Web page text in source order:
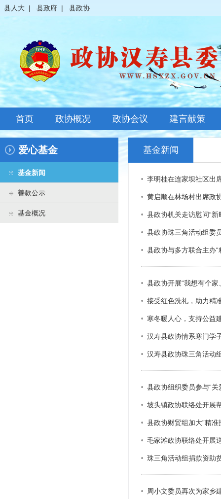
县人大 | 县政府 | 县政协
首页 政协概况
领导之窗
政协会议
全体会议
常委会议
建言献策
爱心基金
基金新闻
善款公示
基金概况
基金新闻
李明桂在连家坝社区出
黄启顺在林场村出席政
县政协机关走访慰问“新
县政协珠三角活动组委
县政协与多方联合主办
县政协开展“我想有个家
接受红色洗礼，助力精
寒冬暖人心，支持公益
汉寿县政协情系寒门学
汉寿县政协珠三角活动
县政协组织委员参与“
坡头镇政协联络处开展
县政协财贸组加大”精准
毛家滩政协联络处开展
珠三角活动组捐款资助
周小文委员再次为家乡